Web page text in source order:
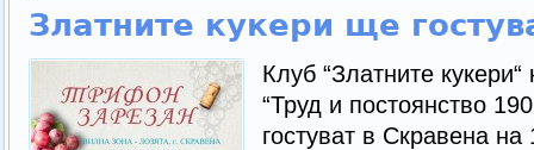
Златните кукери ще
Клуб “Златните
“Труд и постоянство
гостуват в Скравена